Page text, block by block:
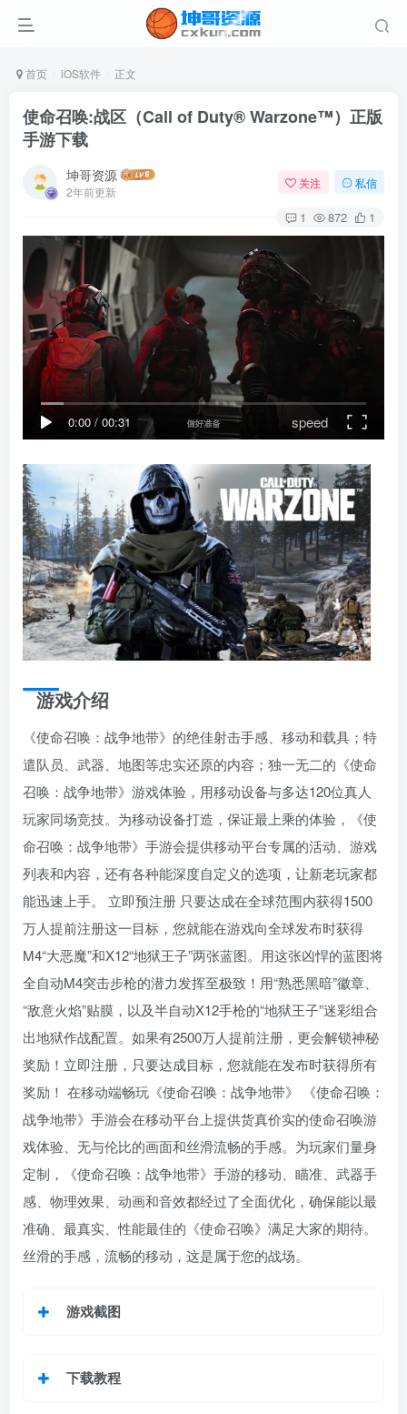
首页 iOS软件 正文
使命召唤:战区（Call of Duty® Warzone™）正版
手游下载
坤哥资源
2年前更新
关注 私信
1 872 1
0:00 / 00:31 speed
游戏介绍
《使命召唤：战争地带》的绝佳射击手感、移动和载具；特
遣队员、武器、地图等忠实还原的内容；独一无二的《使命
召唤：战争地带》游戏体验，用移动设备与多达120位真人
玩家同场竞技。为移动设备打造，保证最上乘的体验，《使
命召唤：战争地带》手游会提供移动平台专属的活动、游戏
列表和内容，还有各种能深度自定义的选项，让新老玩家都
能迅速上手。 立即预注册 只要达成在全球范围内获得1500
万人提前注册这一目标，您就能在游戏向全球发布时获得
M4“大恶魔”和X12“地狱王子”两张蓝图。用这张凶悍的蓝图将
全自动M4突击步枪的潜力发挥至极致！用“熟悉黑暗”徽章、
“敌意火焰”贴膜，以及半自动X12手枪的“地狱王子”迷彩组合
出地狱作战配置。如果有2500万人提前注册，更会解锁神秘
奖励！立即注册，只要达成目标，您就能在发布时获得所有
奖励！ 在移动端畅玩《使命召唤：战争地带》 《使命召唤：
战争地带》手游会在移动平台上提供货真价实的使命召唤游
戏体验、无与伦比的画面和丝滑流畅的手感。为玩家们量身
定制，《使命召唤：战争地带》手游的移动、瞄准、武器手
感、物理效果、动画和音效都经过了全面优化，确保能以最
准确、最真实、性能最佳的《使命召唤》满足大家的期待。
丝滑的手感，流畅的移动，这是属于您的战场。
游戏截图
下载教程